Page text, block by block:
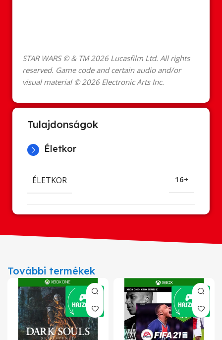
STAR WARS © & TM 2026 Lucasfilm Ltd. All rights
reserved. Game code and certain audio and/or
visual material © 2026 Electronic Arts Inc.
Tulajdonságok
Életkor
ÉLETKOR 16+
További termékek